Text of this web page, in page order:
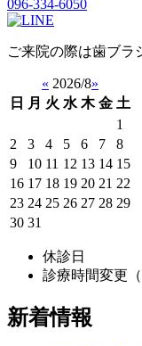
096-334-6050
ご来院の際は歯ブラ
« 2026/8»
日
月 火 水 木 金 土
1
2
3 4 5 6 7
8
9
10 11 12 13 14 15
16 17 18 19 20 21 22
23 24 25 26 27 28 29
30 31
休診日
診療時間変更（
新着情報